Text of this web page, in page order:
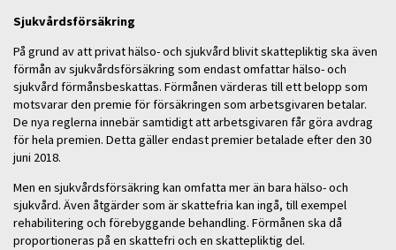
Sjukvårdsförsäkring
På grund av att privat hälso- och sjukvård blivit skattepliktig ska även
förmån av sjukvårdsförsäkring som endast omfattar hälso- och
sjukvård förmånsbeskattas. Förmånen värderas till ett belopp som
motsvarar den premie för försäkringen som arbetsgivaren betalar.
De nya reglerna innebär samtidigt att arbetsgivaren får göra avdrag
för hela premien. Detta gäller endast premier betalade efter den 30
juni 2018.
Men en sjukvårdsförsäkring kan omfatta mer än bara hälso- och
sjukvård. Även åtgärder som är skattefria kan ingå, till exempel
rehabilitering och förebyggande behandling. Förmånen ska då
proportioneras på en skattefri och en skattepliktig del.